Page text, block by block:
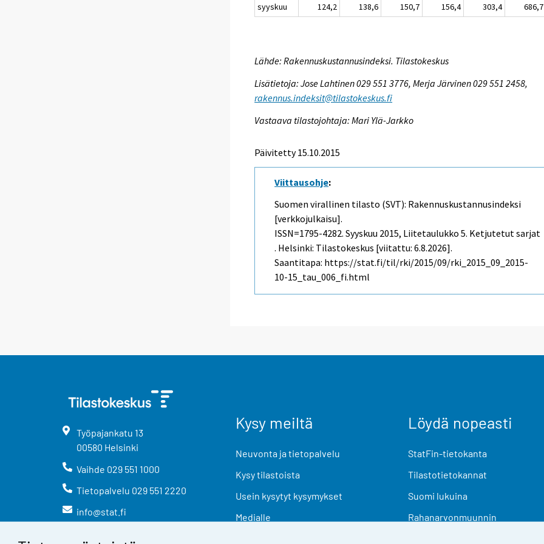
syyskuu
124,2 138,6 150,7 156,4 303,4 686,7
Lähde: Rakennuskustannusindeksi. Tilastokeskus
Lisätietoja: Jose Lahtinen 029 551 3776, Merja Järvinen 029 551 2458,
rakennus.indeksit@tilastokeskus.fi
Vastaava tilastojohtaja: Mari Ylä-Jarkko
Päivitetty 15.10.2015
Viittausohje:
Suomen virallinen tilasto (SVT): Rakennuskustannusindeksi
[verkkojulkaisu].
ISSN=1795-4282.Syyskuu 2015, Liitetaulukko 5. Ketjutetut sarjat
. Helsinki: Tilastokeskus [viitattu: 6.8.2026].
Saantitapa: https://stat.fi/til/rki/2015/09/rki_2015_09_2015-
10-15_tau_006_fi.html
Työpajankatu 13
00580 Helsinki
Vaihde 029 551 1000
Tietopalvelu 029 551 2220
info@stat.fi
Kysy meiltä
Neuvonta ja tietopalvelu
Kysy tilastoista
Usein kysytyt kysymykset
Medialle
Löydä nopeasti
StatFin-tietokanta
Tilastotietokannat
Suomi lukuina
Rahanarvonmuunnin